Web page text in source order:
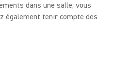
dans une salle, vous
également tenir compte des